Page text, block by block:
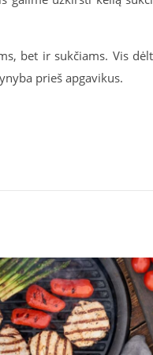
bet ir sukčiams. Vis
prieš apgavikus.